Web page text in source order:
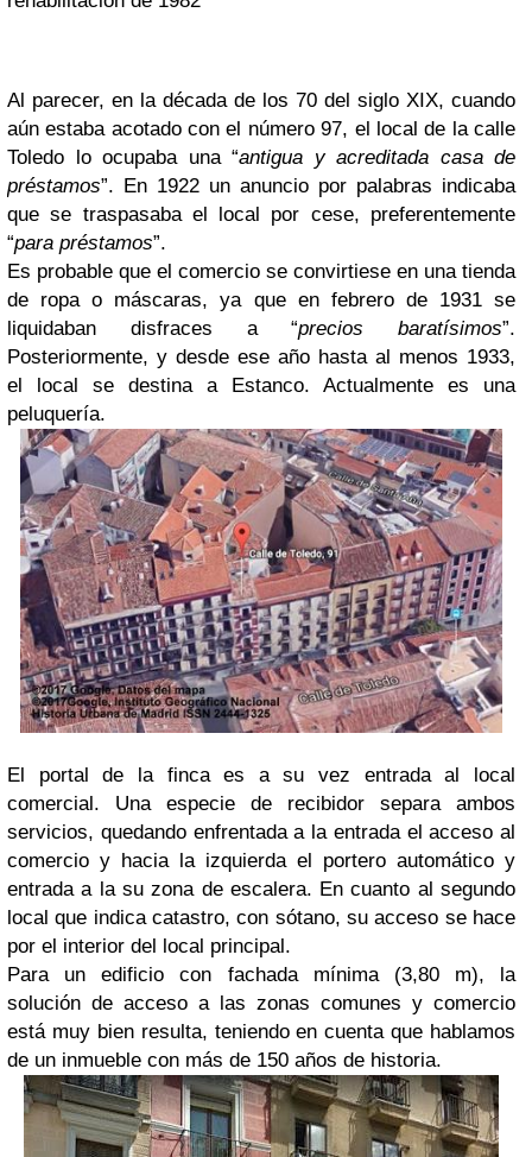
Al parecer, en la década de los 70 del siglo XIX, cuando
aún estaba acotado con el número 97, el local de la calle
Toledo lo ocupaba una “antigua y acreditada casa de
préstamos”. En 1922 un anuncio por palabras indicaba
que se traspasaba el local por cese, preferentemente
“para préstamos”.
Es probable que el comercio se convirtiese en una tienda
de ropa o máscaras, ya que en febrero de 1931 se
liquidaban disfraces a “precios baratísimos”.
Posteriormente, y desde ese año hasta al menos 1933,
el local se destina a Estanco. Actualmente es una
peluquería.
El portal de la finca es a su vez entrada al local
comercial. Una especie de recibidor separa ambos
servicios, quedando enfrentada a la entrada el acceso al
comercio y hacia la izquierda el portero automático y
entrada a la su zona de escalera. En cuanto al segundo
local que indica catastro, con sótano, su acceso se hace
por el interior del local principal.
Para un edificio con fachada mínima (3,80 m), la
solución de acceso a las zonas comunes y comercio
está muy bien resulta, teniendo en cuenta que hablamos
de un inmueble con más de 150 años de historia.